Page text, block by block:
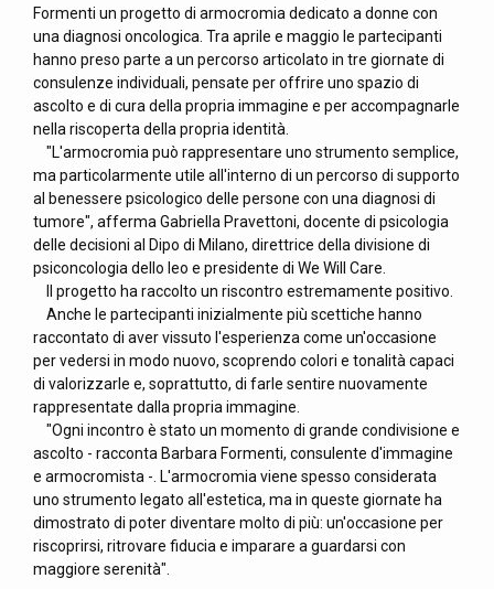
Formenti un progetto di armocromia dedicato a donne con
una diagnosi oncologica. Tra aprile e maggio le partecipanti
hanno preso parte a un percorso articolato in tre giornate di
consulenze individuali, pensate per offrire uno spazio di
ascolto e di cura della propria immagine e per accompagnarle
nella riscoperta della propria identità.
"L'armocromia può rappresentare uno strumento semplice,
ma particolarmente utile all'interno di un percorso di supporto
al benessere psicologico delle persone con una diagnosi di
tumore", afferma Gabriella Pravettoni, docente di psicologia
delle decisioni al Dipo di Milano, direttrice della divisione di
psiconcologia dello Ieo e presidente di We Will Care.
Il progetto ha raccolto un riscontro estremamente positivo.
Anche le partecipanti inizialmente più scettiche hanno
raccontato di aver vissuto l'esperienza come un'occasione
per vedersi in modo nuovo, scoprendo colori e tonalità capaci
di valorizzarle e, soprattutto, di farle sentire nuovamente
rappresentate dalla propria immagine.
"Ogni incontro è stato un momento di grande condivisione e
ascolto - racconta Barbara Formenti, consulente d'immagine
e armocromista -. L'armocromia viene spesso considerata
uno strumento legato all'estetica, ma in queste giornate ha
dimostrato di poter diventare molto di più: un'occasione per
riscoprirsi, ritrovare fiducia e imparare a guardarsi con
maggiore serenità".